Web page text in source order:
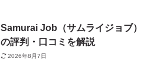
Samurai Job（サムライジョブ）
の評判・口コミを解説
2026年8月7日